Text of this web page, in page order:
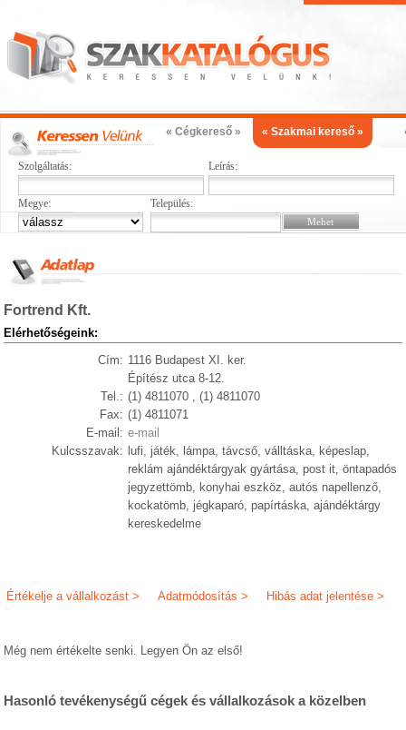
« Cégkereső » « Szakmai kereső »
Szolgáltatás: Leírás:
Megye: Település:
Fortrend Kft.
Elérhetőségeink:
Cím: 1116 Budapest XI. ker.
Építész utca 8-12.
Tel.: (1) 4811070 , (1) 4811070
Fax: (1) 4811071
E-mail: e-mail
Kulcsszavak: lufi, játék, lámpa, távcső, válltáska, képeslap,
reklám ajándéktárgyak gyártása, post it, öntapadós
jegyzettömb, konyhai eszköz, autós napellenző,
kockatömb, jégkaparó, papírtáska, ajándéktárgy
kereskedelme
Hibás adat jelentése >
Adatmódosítás >
Értékelje a vállalkozást >
Még nem értékelte senki. Legyen Ön az első!
Hasonló tevékenységű cégek és vállalkozások a közelben